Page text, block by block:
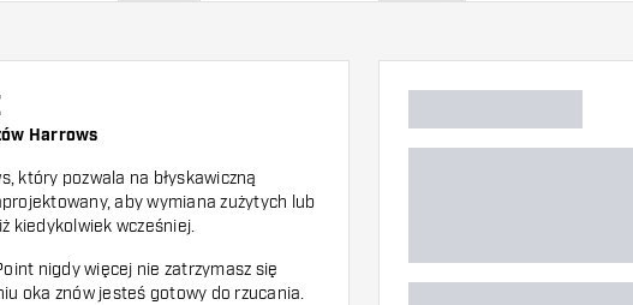
Harrows
który pozwala na błyskawiczną
aby wymiana zużytych lub
kiedykolwiek wcześniej.
nigdy więcej nie zatrzymasz się
oka znów jesteś gotowy do rzucania.